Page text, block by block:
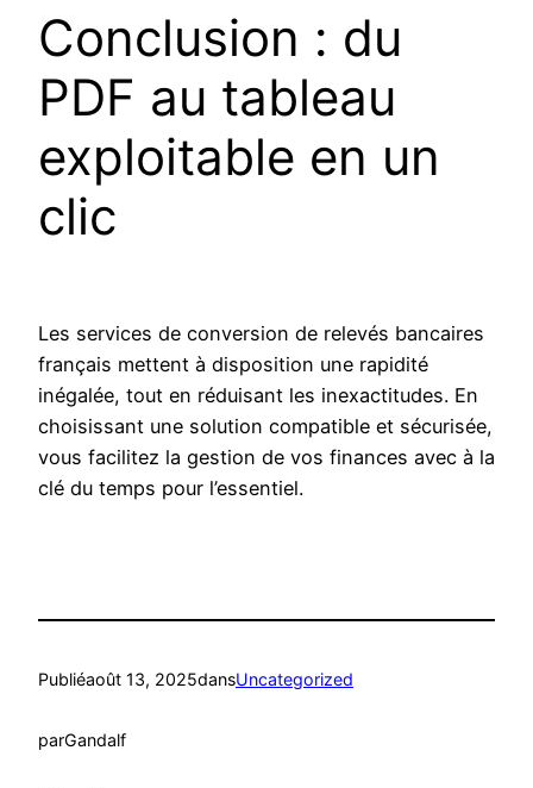
Conclusion : du
PDF au tableau
exploitable en un
clic
Les services de conversion de relevés bancaires
français mettent à disposition une rapidité
inégalée, tout en réduisant les inexactitudes. En
choisissant une solution compatible et sécurisée,
vous facilitez la gestion de vos finances avec à la
clé du temps pour l’essentiel.
Publiéaoût 13, 2025dansUncategorized
parGandalf